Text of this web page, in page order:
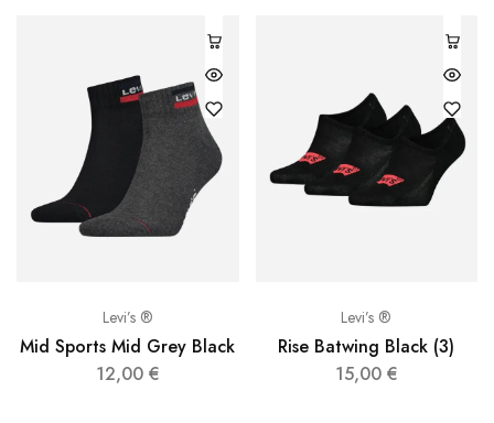
Levi’s ®
Mid Sports Mid Grey Black
12,00 €
Levi’s ®
Rise Batwing Black (3)
15,00 €